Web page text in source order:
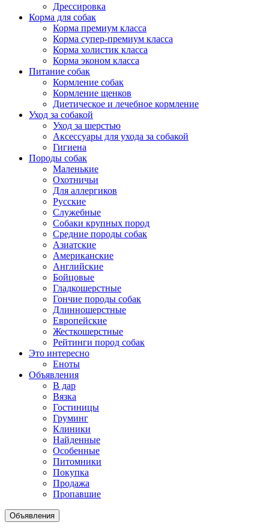
Дрессировка
Корма для собак
Корма премиум класса
Корма супер-премиум класса
Корма холистик класса
Корма эконом класса
Питание собак
Кормление собак
Кормление щенков
Диетическое и лечебное кормление
Уход за собакой
Уход за шерстью
Аксессуары для ухода за собакой
Гигиена
Породы собак
Маленькие
Охотничьи
Для аллергиков
Русские
Служебные
Собаки крупных пород
Средние породы собак
Азиатские
Американские
Английские
Бойцовые
Гладкошерстные
Гончие породы собак
Длинношерстные
Европейские
Жесткошерстные
Рейтинги пород собак
Это интересно
Еноты
Объявления
В дар
Вязка
Гостиницы
Груминг
Клиники
Найденные
Особенные
Питомники
Покупка
Продажа
Пропавшие
Объявления